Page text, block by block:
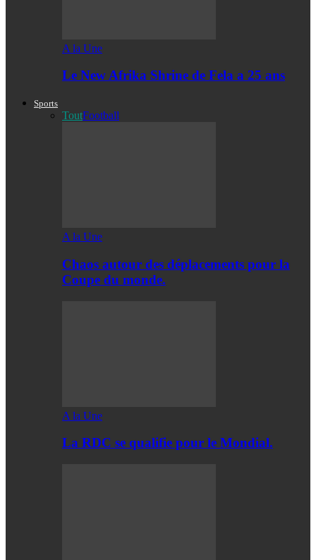
A la Une
Le New Afrika Shrine de Fela a 25 ans
Sports
ToutFootball
A la Une
Chaos autour des déplacements pour la
Coupe du monde.
A la Une
La RDC se qualifie pour le Mondial.